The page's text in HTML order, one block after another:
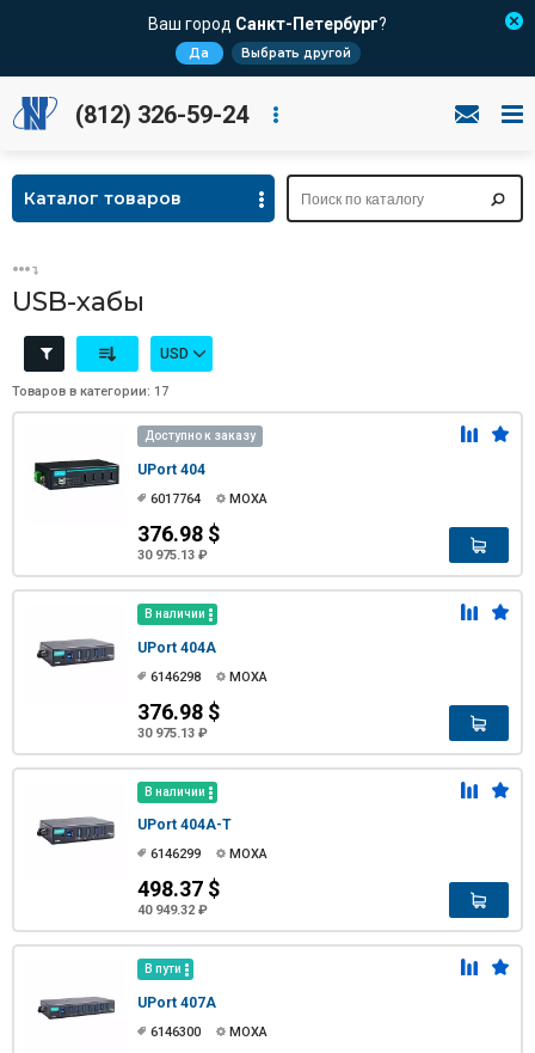
Ваш город Санкт-Петербург?
Да Выбрать другой
(812) 326-59-24
Каталог товаров
USB-хабы
USD
Товаров в категории: 17
Доступно к заказу
UPort 404
6017764 MOXA
376.98 $
30 975.13 ₽
В наличии
UPort 404A
6146298 MOXA
376.98 $
30 975.13 ₽
В наличии
UPort 404A-T
6146299 MOXA
498.37 $
40 949.32 ₽
В пути
UPort 407A
6146300 MOXA